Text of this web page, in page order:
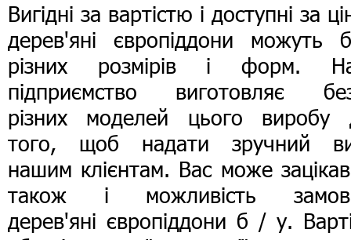
Вигідні за вартістю і доступні за
дерев'яні європіддони можуть
різних розмірів і форм.
підприємство виготовляє
різних моделей цього виробу
того, щоб надати зручний
нашим клієнтам. Вас може
також і можливість
дерев'яні європіддони б / у.